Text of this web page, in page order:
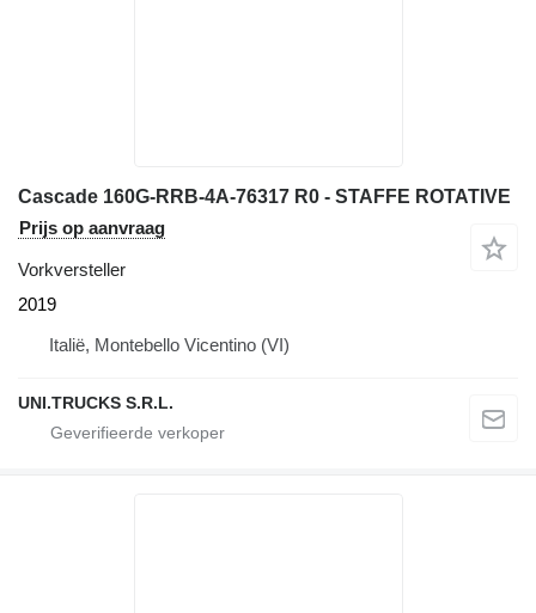
Cascade 160G-RRB-4A-76317 R0 - STAFFE ROTATIVE
Prijs op aanvraag
Vorkversteller
2019
Italië, Montebello Vicentino (VI)
UNI.TRUCKS S.R.L.